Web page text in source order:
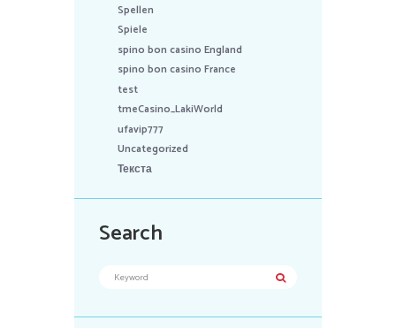
Spellen
Spiele
spino bon casino England
spino bon casino France
test
tmeCasino_LakiWorld
ufavip777
Uncategorized
Текста
Search